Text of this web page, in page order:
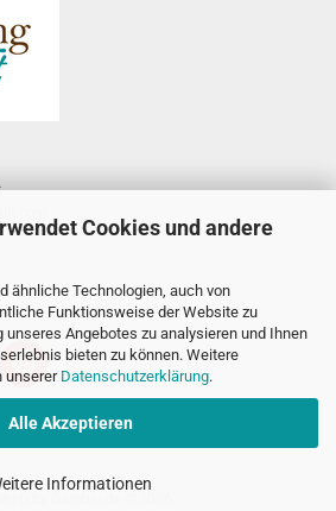
Cookies und andere
ähnliche Technologien, auch von
Funktionsweise der Website zu
Angebotes zu analysieren und Ihnen
bieten zu können. Weitere
unserer Datenschutzerklärung.
Alle Akzeptieren
Informationen